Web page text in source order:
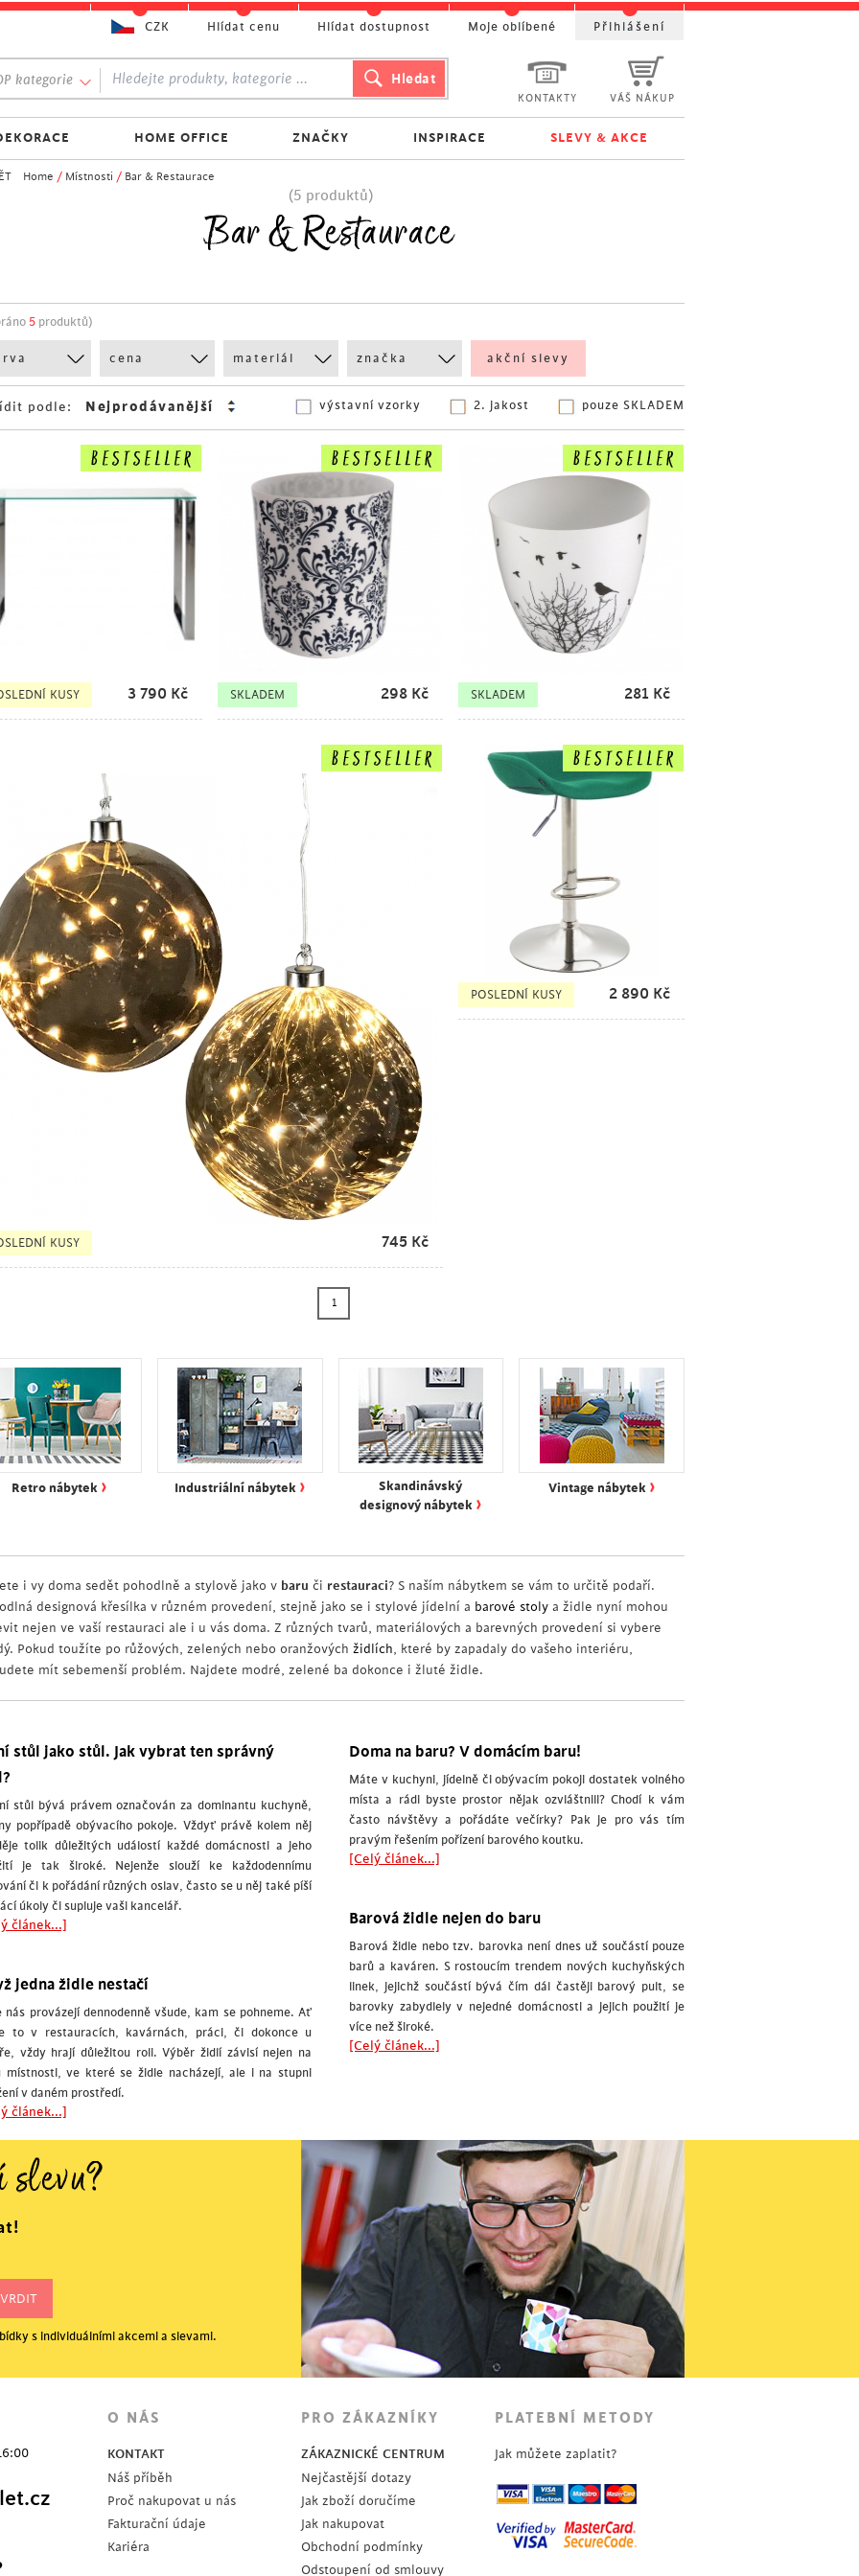
Home / Místnosti / Bar & Restaurace
(5 produktů)
Bar & Restaurace
5 produktů)
cena materiál značka akční slevy
podle: pouze SKLADEM
2. jakost
výstavní vzorky
KUSY 3 790 Kč SKLADEM 298 Kč SKLADEM 281 Kč
KUSY 745 Kč
POSLEDNÍ KUSY 2 890 Kč
1
Retro nábytek › Industriální nábytek ›
Skandinávský
designový nábytek ›
Vintage nábytek ›
i vy doma sedět pohodlně a stylově jako v baru či restauraci? S naším nábytkem se vám to určitě podaří.
designová křesílka v různém provedení, stejně jako se i stylové jídelní a barové stoly a židle nyní mohou
nejen ve vaší restauraci ale i u vás doma. Z různých tvarů, materiálových a barevných provedení si vybere
Pokud toužíte po růžových, zelených nebo oranžových židlích, které by zapadaly do vašeho interiéru,
mít sebemenší problém. Najdete modré, zelené ba dokonce i žluté židle.
stůl jako stůl. Jak vybrat ten správný
stůl bývá právem označován za dominantu kuchyně,
popřípadě obývacího pokoje. Vždyť právě kolem něj
tolik důležitých událostí každé domácnosti a jeho
je tak široké. Nejenže slouží ke každodennímu
či k pořádání různých oslav, často se u něj také píší
úkoly či supluje vaši kancelář.
článek...]
jedna židle nestačí
nás provázejí dennodenně všude, kam se pohneme. Ať
to v restauracích, kavárnách, práci, či dokonce u
vždy hrají důležitou roli. Výběr židlí závisí nejen na
místnosti, ve které se židle nacházejí, ale i na stupni
v daném prostředí.
článek...]
Doma na baru? V domácím baru!
Máte v kuchyni, jídelně či obývacím pokoji dostatek volného
místa a rádi byste prostor nějak ozvláštnili? Chodí k vám
často návštěvy a pořádáte večírky? Pak je pro vás tím
pravým řešením pořízení barového koutku.
[Celý článek...]
Barová židle nejen do baru
Barová židle nebo tzv. barovka není dnes už součástí pouze
barů a kaváren. S rostoucím trendem nových kuchyňských
linek, jejichž součástí bývá čím dál častěji barový pult, se
barovky zabydlely v nejedné domácnosti a jejich použití je
více než široké.
[Celý článek...]
KONTAKTY VÁŠ NÁKUP
kategorie
HOME OFFICE ZNAČKY INSPIRACE SLEVY & AKCE
CZK Hlídat cenu Hlídat dostupnost Moje oblíbené Přihlášení
slevu?
s individuálními akcemi a slevami.
O NÁS
KONTAKT
Náš příběh
Proč nakupovat u nás
Fakturační údaje
Kariéra
PRO ZÁKAZNÍKY
ZÁKAZNICKÉ CENTRUM
Nejčastější dotazy
Jak zboží doručíme
Jak nakupovat
Obchodní podmínky
Odstoupení od smlouvy
PLATEBNÍ METODY
Jak můžete zaplatit?